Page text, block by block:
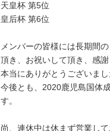
天皇杯 第5位
皇后杯 第6位
メンバーの皆様には長期間
頂き、お祝いして頂き、感謝
本当にありがとうございまし
今後とも、2020鹿児島国体
す。
尚、連休中は休まず営業して